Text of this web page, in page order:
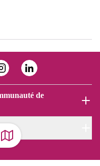
de